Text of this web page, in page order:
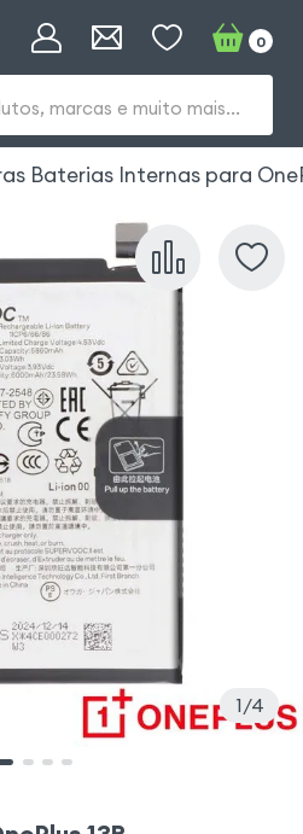
marcas e muito mais...
0
Baterias Internas para
1 4